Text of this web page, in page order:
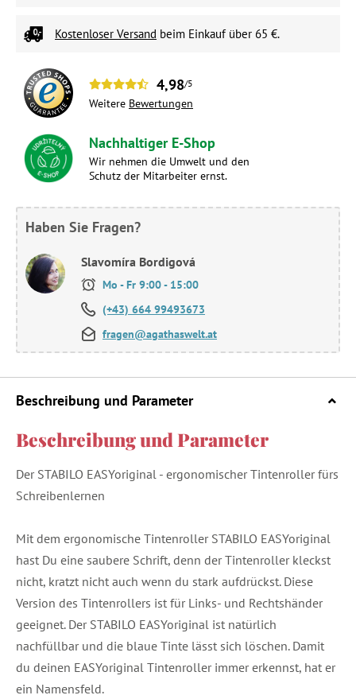
Kostenloser Versand beim Einkauf über 65 €.
4,98/5
Weitere Bewertungen
Nachhaltiger E-Shop
Wir nehmen die Umwelt und den
Schutz der Mitarbeiter ernst.
Haben Sie Fragen?
Slavomíra Bordigová
Mo - Fr 9:00 - 15:00
(+43) 664 99493673
fragen@agathaswelt.at
Beschreibung und Parameter
Beschreibung und Parameter
Der STABILO EASYoriginal - ergonomischer Tintenroller fürs
Schreibenlernen
Mit dem ergonomische Tintenroller STABILO EASYoriginal
hast Du eine saubere Schrift, denn der Tintenroller kleckst
nicht, kratzt nicht auch wenn du stark aufdrückst. Diese
Version des Tintenrollers ist für Links- und Rechtshänder
geeignet. Der STABILO EASYoriginal ist natürlich
nachfüllbar und die blaue Tinte lässt sich löschen. Damit
du deinen EASYoriginal Tintenroller immer erkennst, hat er
ein Namensfeld.